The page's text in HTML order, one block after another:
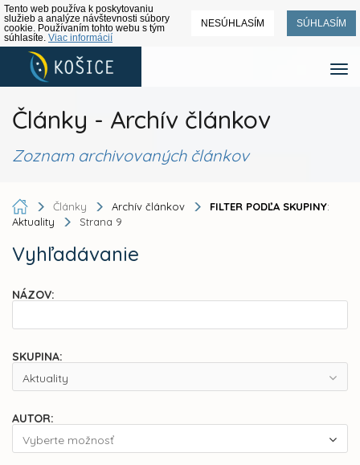
Tento web používa k poskytovaniu
služieb a analýze návštevnosti súbory
cookie. Používaním tohto webu s tým
súhlasíte. Viac informácií
NESÚHLASÍM SÚHLASÍM
Články - Archív článkov
Zoznam archivovaných článkov
Články Archív článkov FILTER PODĽA SKUPINY:
Aktuality
Strana 9
Vyhľadávanie
NÁZOV:
SKUPINA:
Aktuality
AUTOR:
Vyberte možnosť